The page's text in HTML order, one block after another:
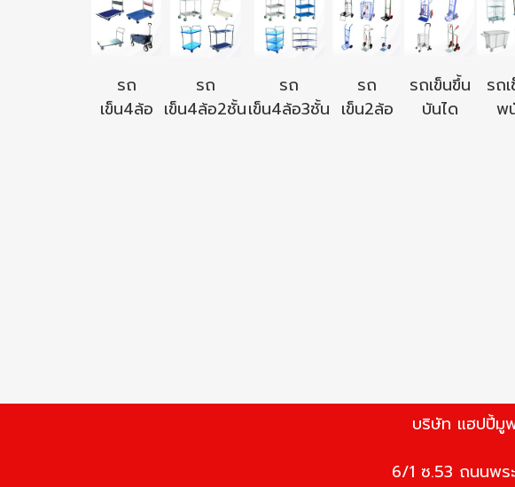
รถ
เข็น4ล้อ
รถ
เข็น4ล้อ2ชั้น
รถ
เข็น4ล้อ3ชั้น
รถ
เข็น2ล้อ
รถเข็นขึ้น
บันได
รถ
พ
บริษัท แฮปปี้มู
6/1 ซ.53 ถนนพร